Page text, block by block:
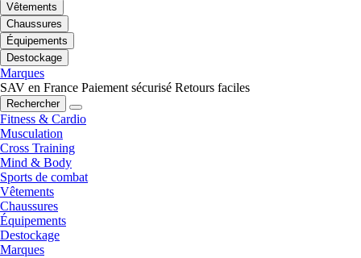
Vêtements
Chaussures
Équipements
Destockage
Marques
SAV en France Paiement sécurisé Retours faciles
Rechercher
Fitness & Cardio
Musculation
Cross Training
Mind & Body
Sports de combat
Vêtements
Chaussures
Équipements
Destockage
Marques